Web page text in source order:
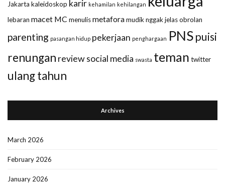
Jakarta kaleidoskop karir kehamilan kehilangan
lebaran macet MC menulismetaforamudiknggak jelasobrolan
parenting pasangan hidup pekerjaan penghargaan PNSpuisi
renungan reviewsocial media swasta teman twitter
ulang tahun
Archives
March 2026
February 2026
January 2026